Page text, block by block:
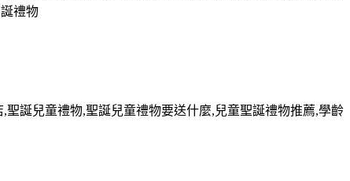
禮物
,聖誕兒童禮物,聖誕兒童禮物要送什麼,兒童聖誕禮物推薦,學齡